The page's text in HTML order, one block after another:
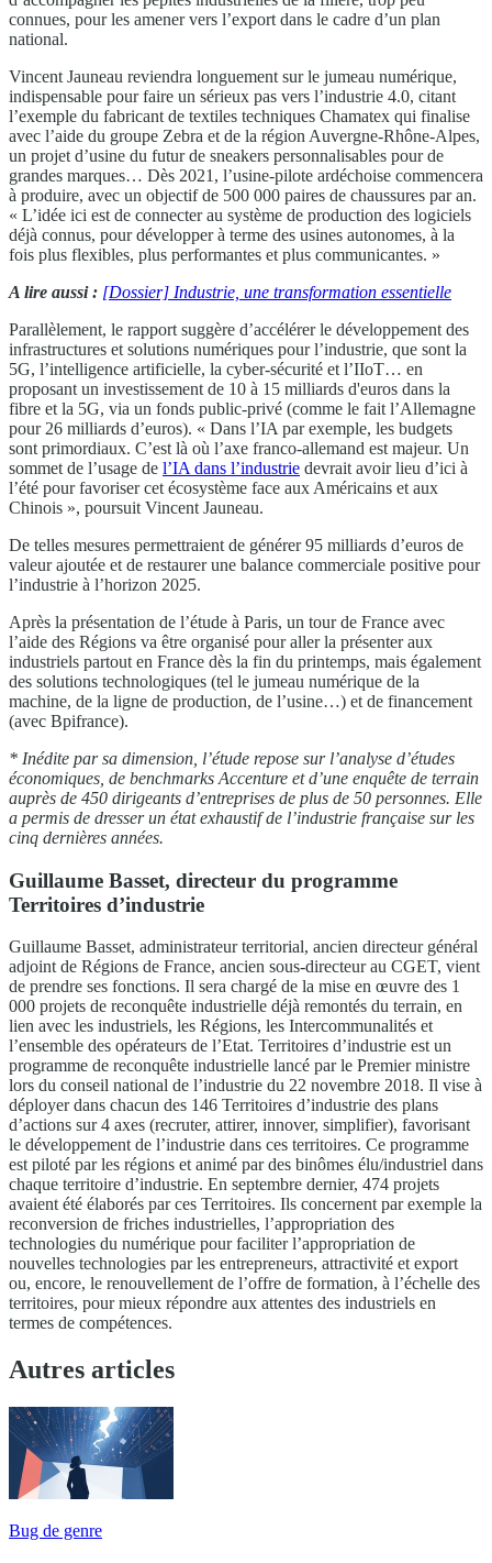
connues, pour les amener vers l’export dans le cadre d’un plan
national.
Vincent Jauneau reviendra longuement sur le jumeau numérique,
indispensable pour faire un sérieux pas vers l’industrie 4.0, citant
l’exemple du fabricant de textiles techniques Chamatex qui finalise
avec l’aide du groupe Zebra et de la région Auvergne-Rhône-Alpes,
un projet d’usine du futur de sneakers personnalisables pour de
grandes marques… Dès 2021, l’usine-pilote ardéchoise commencera
à produire, avec un objectif de 500 000 paires de chaussures par an.
« L’idée ici est de connecter au système de production des logiciels
déjà connus, pour développer à terme des usines autonomes, à la
fois plus flexibles, plus performantes et plus communicantes. »
A lire aussi : [Dossier] Industrie, une transformation essentielle
Parallèlement, le rapport suggère d’accélérer le développement des
infrastructures et solutions numériques pour l’industrie, que sont la
5G, l’intelligence artificielle, la cyber-sécurité et l’IIoT… en
proposant un investissement de 10 à 15 milliards d'euros dans la
fibre et la 5G, via un fonds public-privé (comme le fait l’Allemagne
pour 26 milliards d’euros). « Dans l’IA par exemple, les budgets
sont primordiaux. C’est là où l’axe franco-allemand est majeur. Un
sommet de l’usage de l’IA dans l’industrie devrait avoir lieu d’ici à
l’été pour favoriser cet écosystème face aux Américains et aux
Chinois », poursuit Vincent Jauneau.
De telles mesures permettraient de générer 95 milliards d’euros de
valeur ajoutée et de restaurer une balance commerciale positive pour
l’industrie à l’horizon 2025.
Après la présentation de l’étude à Paris, un tour de France avec
l’aide des Régions va être organisé pour aller la présenter aux
industriels partout en France dès la fin du printemps, mais également
des solutions technologiques (tel le jumeau numérique de la
machine, de la ligne de production, de l’usine…) et de financement
(avec Bpifrance).
* Inédite par sa dimension, l’étude repose sur l’analyse d’études
économiques, de benchmarks Accenture et d’une enquête de terrain
auprès de 450 dirigeants d’entreprises de plus de 50 personnes. Elle
a permis de dresser un état exhaustif de l’industrie française sur les
cinq dernières années.
Guillaume Basset, directeur du programme
Territoires d’industrie
Guillaume Basset, administrateur territorial, ancien directeur général
adjoint de Régions de France, ancien sous-directeur au CGET, vient
de prendre ses fonctions. Il sera chargé de la mise en œuvre des 1
000 projets de reconquête industrielle déjà remontés du terrain, en
lien avec les industriels, les Régions, les Intercommunalités et
l’ensemble des opérateurs de l’Etat. Territoires d’industrie est un
programme de reconquête industrielle lancé par le Premier ministre
lors du conseil national de l’industrie du 22 novembre 2018. Il vise à
déployer dans chacun des 146 Territoires d’industrie des plans
d’actions sur 4 axes (recruter, attirer, innover, simplifier), favorisant
le développement de l’industrie dans ces territoires. Ce programme
est piloté par les régions et animé par des binômes élu/industriel dans
chaque territoire d’industrie. En septembre dernier, 474 projets
avaient été élaborés par ces Territoires. Ils concernent par exemple la
reconversion de friches industrielles, l’appropriation des
technologies du numérique pour faciliter l’appropriation de
nouvelles technologies par les entrepreneurs, attractivité et export
ou, encore, le renouvellement de l’offre de formation, à l’échelle des
territoires, pour mieux répondre aux attentes des industriels en
termes de compétences.
Autres articles
Bug de genre